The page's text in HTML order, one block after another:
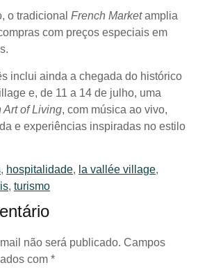
o tradicional French Marketamplia
com preços especiais em
inclui ainda a chegada do histórico
e, de 11 a 14 de julho, uma
Art of Living, com música ao vivo,
e experiências inspiradas no estilo
, hospitalidade, la vallée village,
, turismo
não será publicado. Campos
com *